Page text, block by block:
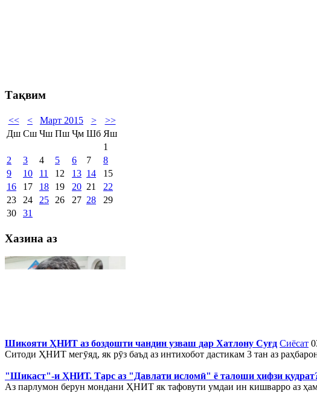
Тақвим
<< < Март 2015 >
>>
Дш Сш Чш Пш Ҷм Шб Яш
1
2
3 4 5 6 7
8
9
10 11 12 13 14
15
16
17 18 19 20 21
22
23
24 25 26 27 28
29
30
31
Хазина аз
Шикояти ҲНИТ аз боздошти чандин узваш дар Хатлону Суғд Сиёсат
Ситоди ҲНИТ мегӯяд, як рӯз баъд аз интихобот дастикам 3 тан аз
"Шикаст"-и ҲНИТ. Тарс аз "Давлати исломӣ" ё талоши ҳифзи
Аз парлумон берун мондани ҲНИТ як тафовути умдаи ин кишварро аз